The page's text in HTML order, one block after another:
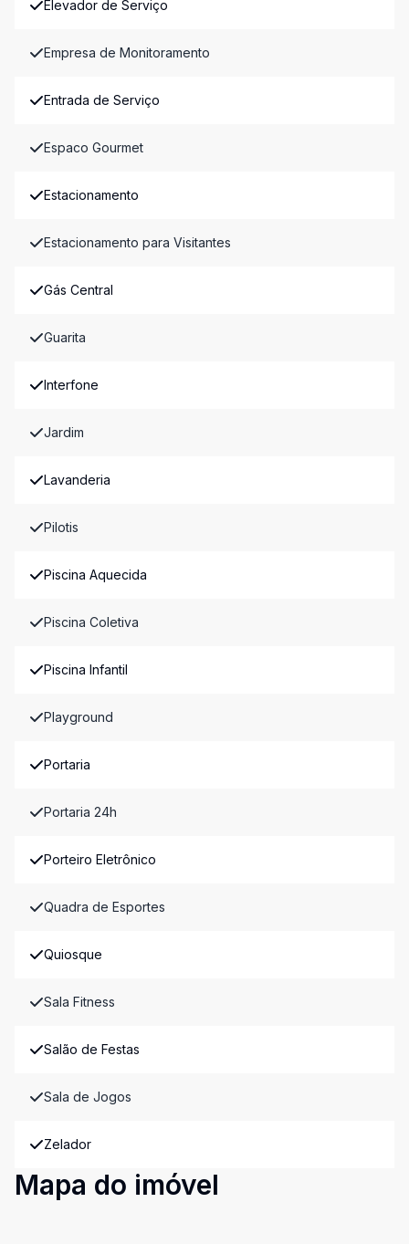
Elevador de Serviço
Empresa de Monitoramento
Entrada de Serviço
Espaco Gourmet
Estacionamento
Estacionamento para Visitantes
Gás Central
Guarita
Interfone
Jardim
Lavanderia
Pilotis
Piscina Aquecida
Piscina Coletiva
Piscina Infantil
Playground
Portaria
Portaria 24h
Porteiro Eletrônico
Quadra de Esportes
Quiosque
Sala Fitness
Salão de Festas
Sala de Jogos
Zelador
Mapa do imóvel